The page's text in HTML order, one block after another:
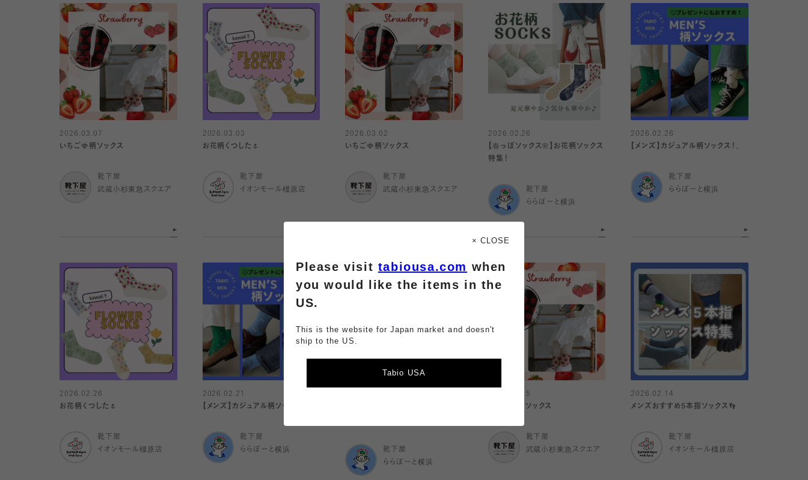
2026.03.07
いちご🍓柄ソックス
靴下屋
武蔵小杉東急スクエア
2026.03.03
お花柄くつした🌷
靴下屋
イオンモール橿原店
2026.03.02
いちご🍓柄ソックス
靴下屋
武蔵小杉東急スクエア
2026.02.26
【春っぽソックス🌸】お花柄ソックス
特集！
靴下屋
ららぽーと横浜
2026.02.26
【メンズ】カジュアル柄ソックス！．
靴下屋
ららぽーと横浜
2026.02.26
お花柄くつした🌷
靴下屋
イオンモール橿原店
2026.02.21
【メンズ】カジュアル柄ソックス！
靴下屋
ららぽーと横浜
靴下屋
ららぽーと横浜
2026.02.15
いちご🍓柄ソックス
靴下屋
武蔵小杉東急スクエア
2026.02.14
メンズおすすめ5本指ソックス👣
靴下屋
イオンモール橿原店
× CLOSE
Please visit tabiousa.com when
you would like the items in the
US.
This is the website for Japan market and doesn't
ship to the US.
Tabio USA